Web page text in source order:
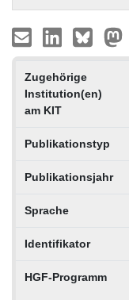
Zugehörige
Institution(en)
am KIT
Publikationstyp
Publikationsjahr
Sprache
Identifikator
HGF-Programm